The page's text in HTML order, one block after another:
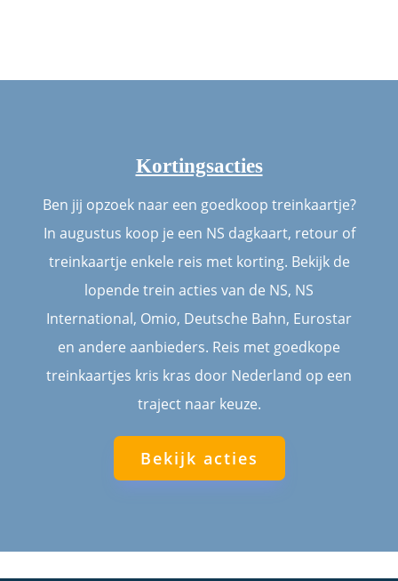
Kortingsacties
Ben jij opzoek naar een goedkoop treinkaartje?
In augustus koop je een NS dagkaart, retour of
treinkaartje enkele reis met korting. Bekijk de
lopende trein acties van de NS, NS
International, Omio, Deutsche Bahn, Eurostar
en andere aanbieders. Reis met goedkope
treinkaartjes kris kras door Nederland op een
traject naar keuze.
Bekijk acties